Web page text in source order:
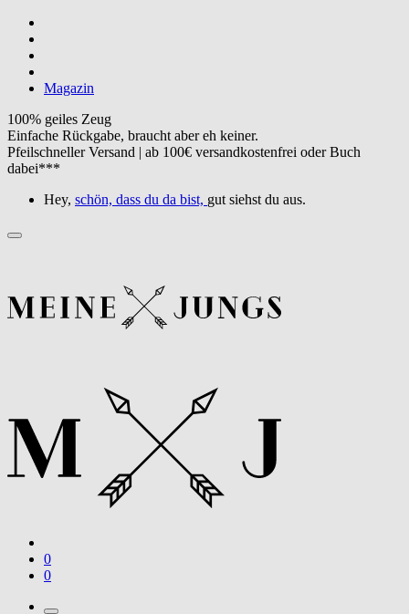
Magazin
100% geiles Zeug
Einfache Rückgabe, braucht aber eh keiner.
Pfeilschneller Versand | ab 100€ versandkostenfrei oder Buch
dabei***
Hey, schön, dass du da bist, gut siehst du aus.
0
0